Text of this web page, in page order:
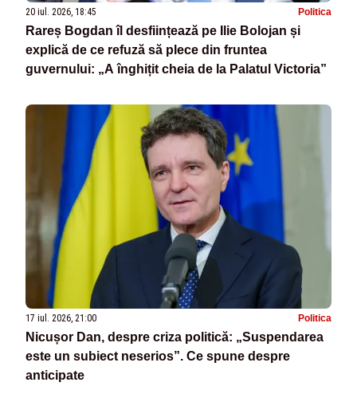
20 iul. 2026, 18:45 Politica
Rareș Bogdan îl desființează pe Ilie Bolojan și
explică de ce refuză să plece din fruntea
guvernului: „A înghițit cheia de la Palatul Victoria”
17 iul. 2026, 21:00 Politica
Nicușor Dan, despre criza politică: „Suspendarea
este un subiect neserios”. Ce spune despre
anticipate